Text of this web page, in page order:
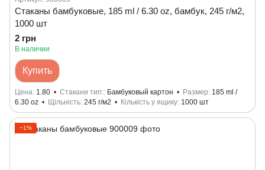
Стаканы бамбуковые, 185 ml / 6.30 oz, бамбук, 245 г/м2,
1000 шт
2 грн
В наличии
Купить
Цена 1.80 Стакани тип: Бамбуковый картон Размер 185 ml /
6.30 oz
Щільність 245 г/м2 Кількість у ящику 1000 шт
−1%